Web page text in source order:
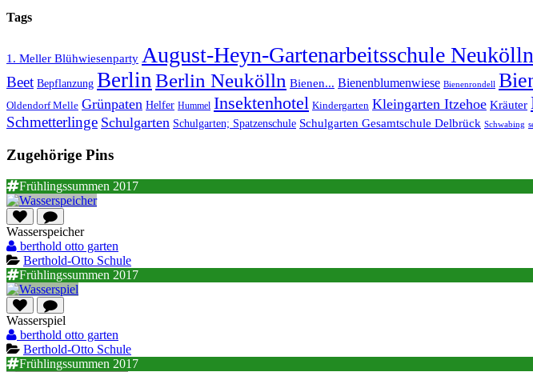
Tags
1. Meller Blühwiesenparty August-Heyn-Gartenarbeitsschule Neukölln
Beet Bepflanzung BerlinBerlin Neukölln Bienen... Bienenblumenwiese Bienenrondell
Oldendorf Melle Grünpaten Helfer Hummel Insektenhotel Kindergarten Kleingarten Itzehoe Kräuter
Schmetterlinge Schulgarten Schulgarten; Spatzenschule Schulgarten Gesamtschule Delbrück Schwabing
Zugehörige Pins
Frühlingssummen 2017
Wasserspeicher
berthold otto garten
Berthold-Otto Schule
Frühlingssummen 2017
Wasserspiel
berthold otto garten
Berthold-Otto Schule
Frühlingssummen 2017